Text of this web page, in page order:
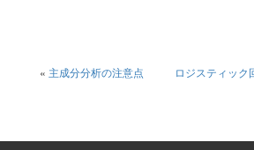
« 主成分分析の注意点 ロジスティック